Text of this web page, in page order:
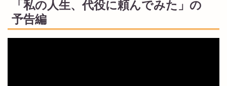
「私の人生、代役に頼んでみた」の
予告編